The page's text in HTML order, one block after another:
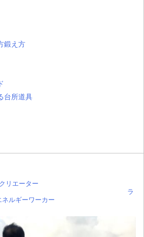
鍛え方
台所道具
リエーター
ルギーワーカー